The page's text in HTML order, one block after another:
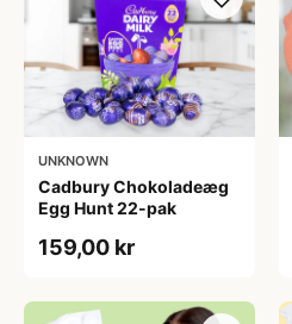
UNKNOWN
Cadbury Chokoladeæg
Egg Hunt 22-pak
159,00 kr